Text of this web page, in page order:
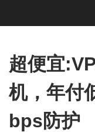
超便宜
机，年付
bps防护